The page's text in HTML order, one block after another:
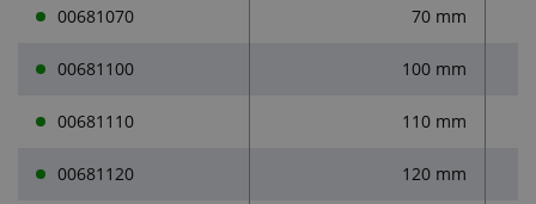
00681070 70 mm
00681100 100 mm
00681110 110 mm
00681120 120 mm